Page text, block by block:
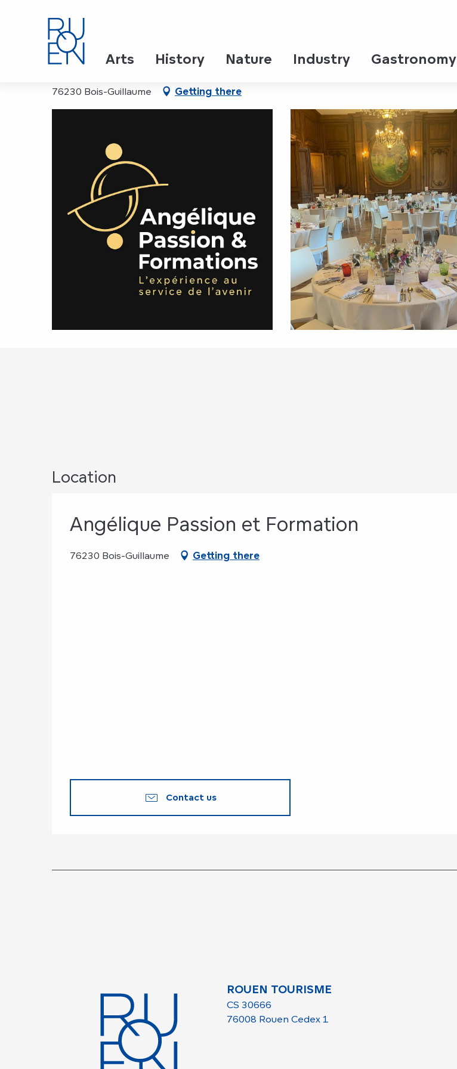
Arts History Nature Industry Gastronomy
Angélique Passion et Formation
76230 Bois-Guillaume Getting there
Location
Angélique Passion et Formation
76230 Bois-Guillaume Getting there
Contact us
ROUEN TOURISME
CS 30666
76008 Rouen Cedex 1